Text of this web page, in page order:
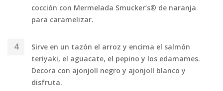
cocción con Mermelada Smucker’s® de naranja
para caramelizar.
Sirve en un tazón el arroz y encima el salmón
teriyaki, el aguacate, el pepino y los edamames.
Decora con ajonjolí negro y ajonjolí blanco y
disfruta.